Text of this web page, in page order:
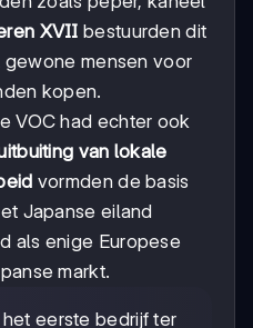
XVII bestuurden dit
mensen voor
kopen.
VOC had echter ook
van lokale
vormden de basis
Japanse eiland
als enige Europese
markt.
eerste bedrijf ter